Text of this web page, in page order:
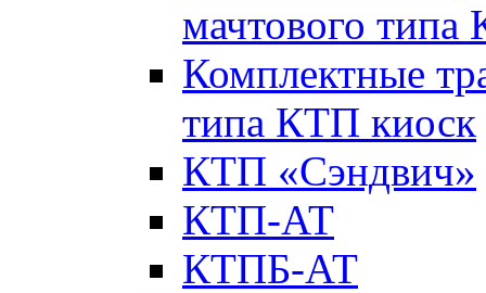
мачтового
Комплектные
типа КТП киоск
КТП «Сэндвич»
КТП-АТ
КТПБ-АТ